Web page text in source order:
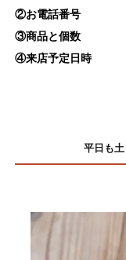
②お電話番号
③商品と個数
④来店予定日時
平日も